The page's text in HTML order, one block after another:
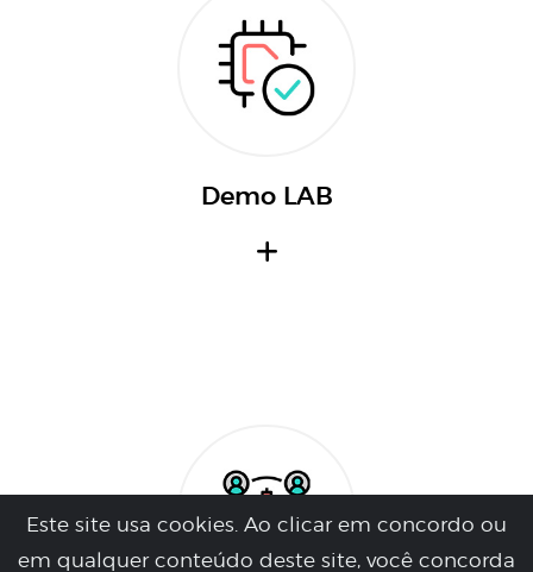
Demo LAB
Este site usa cookies. Ao clicar em concordo ou
em qualquer conteúdo deste site, você concorda